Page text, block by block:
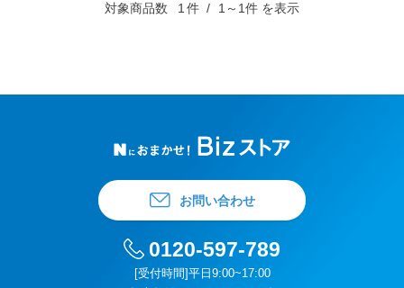
対象商品数 1 件 1～1件 を表示
お問い合わせ
0120-597-789
[受付時間]平日9:00~17:00